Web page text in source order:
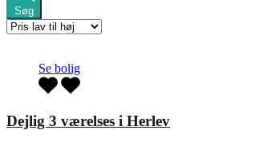
Søg
Se bolig
Dejlig 3 værelses i Herlev